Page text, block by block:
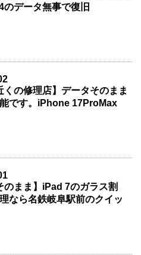
データ無事で復旧
くの修理店】データそのまま
です。iPhone 17ProMax
のまま】iPad 7のガラス割
なら名鉄岐阜駅前のクイッ